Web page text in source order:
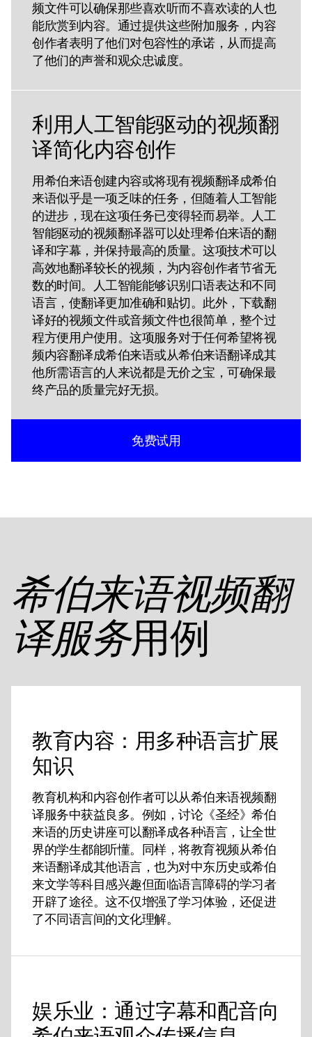
频文件可以确保那些喜欢听而不喜欢读的人也
能欣赏到内容。通过提供这些附加服务，内容
创作者表明了他们对包容性的承诺，从而提高
了他们的声誉和观众忠诚度。
利用人工智能驱动的视频翻
译简化内容创作
用希伯来语创建内容或将现有视频翻译成希伯
来语似乎是一项乏味的任务，但随着人工智能
的进步，现在这项任务已变得轻而易举。人工
智能驱动的视频翻译器可以处理希伯来语的翻
译和字幕，并保持最高的质量。这项技术可以
高效地翻译较长的视频，为内容创作者节省无
数的时间。人工智能能够识别口语表达和不同
语言，使翻译更加准确和贴切。此外，下载翻
译好的视频文件或音频文件也很简单，整个过
程方便用户使用。这项服务对于任何希望将视
频内容翻译成希伯来语或从希伯来语翻译成其
他所需语言的人来说都是无价之宝，可确保最
终产品的质量完好无损。
免费试用
希伯来语视频翻
译服务用例
教育内容：用多种语言扩展
知识
教育机构和内容创作者可以从希伯来语视频翻
译服务中获益良多。例如，讨论《圣经》希伯
来语的历史讲座可以翻译成各种语言，让全世
界的学生都能听懂。同样，将教育视频从希伯
来语翻译成其他语言，也为对中东历史或希伯
来文学等科目感兴趣但面临语言障碍的学习者
开辟了途径。这不仅增强了学习体验，还促进
了不同语言间的文化理解。
娱乐业：通过字幕和配音向